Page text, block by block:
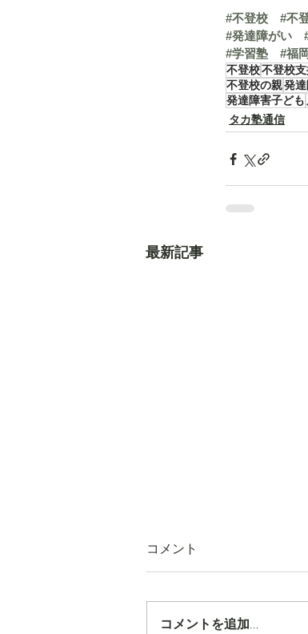
#不登校 #不
#発達障がい
#学習塾
#福岡
不登校不登校
不登校の親発
発達障害子ども
タカ塾通信
最新記事
コメント
コメントを追加…